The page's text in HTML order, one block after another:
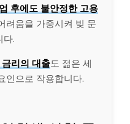
후에도 불안정한 고용
려움을 가중시켜 빚 문
다.
리의 대출도 젊은 세
인으로 작용합니다.